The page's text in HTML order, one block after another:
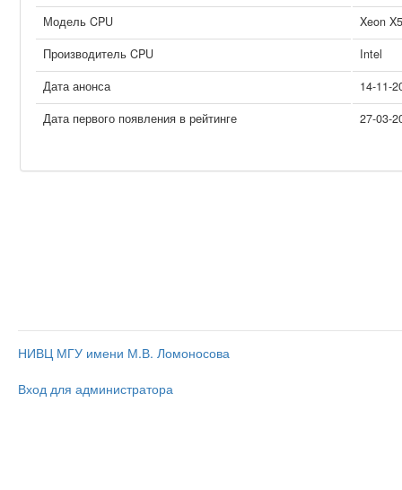
Модель CPU
Xeon
Производитель CPU
Intel
Дата анонса
14-11-
Дата первого появления в рейтинге
27-03-
НИВЦ МГУ имени М.В. Ломоносова
Вход для администратора